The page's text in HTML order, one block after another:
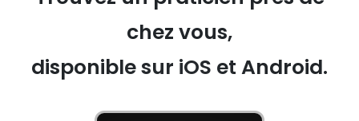
chez vous,
disponible sur iOS et Android.